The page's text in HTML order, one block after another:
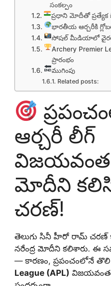
సంకల్పం
ప్రధాని మోదీతో ప్రత్యేక
భారతీయ ఆర్చరీకి గ్లోబల్
సోషల్ మీడియాలో వైరల్
Archery Premier
ప్రారంభం
ముగింపు
Related posts:
ఆర్చరీ లీగ్
మోదీని
చరణ్!
తెలుగు సినీ హీరో రామ్ చరణ్
నరేంద్ర మోదీని కలిశారు. ఈ
— కారణం, ప్రపంచంలోనే తొలి
League (APL)